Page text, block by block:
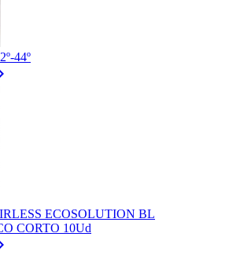
44º
ECOSOLUTION BL
CORTO 10Ud